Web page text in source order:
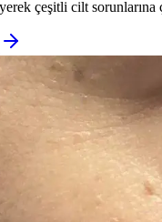
çeşitli cilt sorunlarına